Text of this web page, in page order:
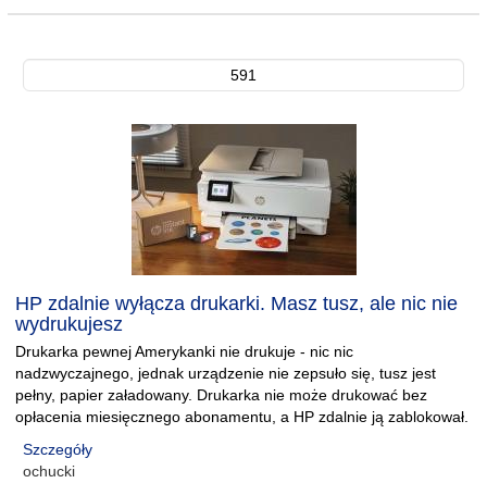
591
HP zdalnie wyłącza drukarki. Masz tusz, ale nic nie
wydrukujesz
Drukarka pewnej Amerykanki nie drukuje - nic nic
nadzwyczajnego, jednak urządzenie nie zepsuło się, tusz jest
pełny, papier załadowany. Drukarka nie może drukować bez
opłacenia miesięcznego abonamentu, a HP zdalnie ją zablokował.
Szczegóły
ochucki